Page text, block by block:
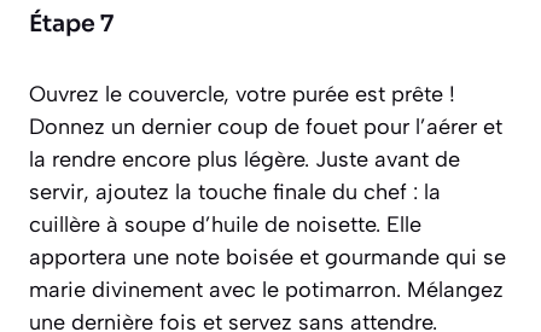
Étape 7
Ouvrez le couvercle, votre purée est prête !
Donnez un dernier coup de fouet pour l’aérer et
la rendre encore plus légère. Juste avant de
servir, ajoutez la touche finale du chef : la
cuillère à soupe d’huile de noisette. Elle
apportera une note boisée et gourmande qui se
marie divinement avec le potimarron. Mélangez
une dernière fois et servez sans attendre.